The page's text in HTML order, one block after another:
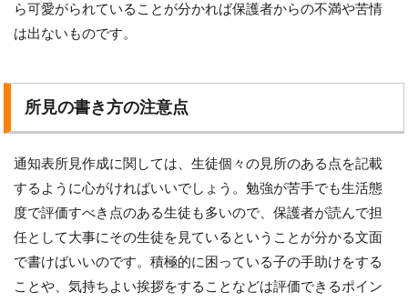
ら可愛がられていることが分かれば保護者からの不満や苦情
は出ないものです。
所見の書き方の注意点
通知表所見作成に関しては、生徒個々の見所のある点を記載
するように心がければいいでしょう。勉強が苦手でも生活態
度で評価すべき点のある生徒も多いので、保護者が読んで担
任として大事にその生徒を見ているということが分かる文面
で書けばいいのです。積極的に困っている子の手助けをする
ことや、気持ちよい挨拶をすることなどは評価できるポイン